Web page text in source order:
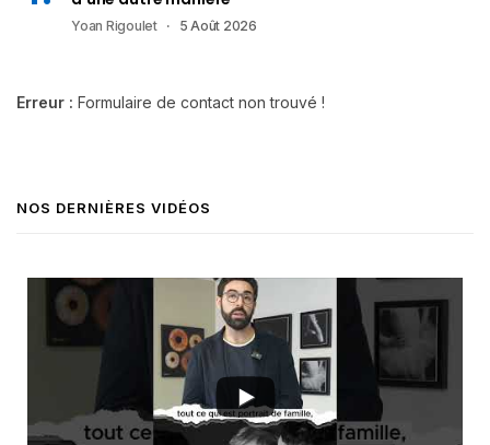
Yoan Rigoulet 5 Août 2026
Erreur : Formulaire de contact non trouvé !
NOS DERNIÈRES VIDÉOS